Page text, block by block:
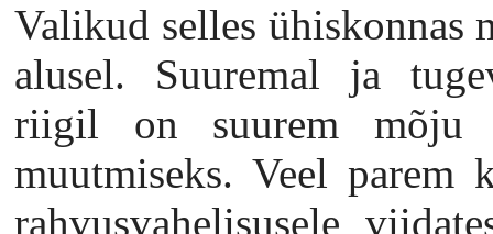
Valikud selles ühiskonnas
alusel. Suuremal ja
riigil on suurem mõju
muutmiseks. Veel parem
rahvusvahelisusele